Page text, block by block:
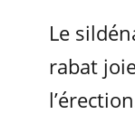
Le
rabat